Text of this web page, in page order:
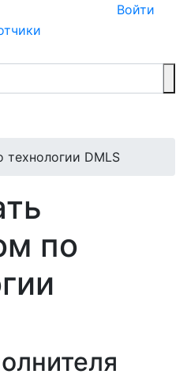
Войти
технологии DMLS
по